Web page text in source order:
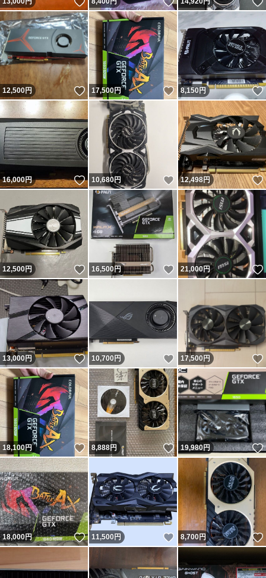
12,500円 いいね！
17,500円 いいね！
8,150円
16,000円 いいね！
10,680円 いいね！
12,498円
12,500円 いいね！
16,500円 いいね！
21,000円
13,000円 いいね！
10,700円 いいね！
17,500円
18,100円 いいね！
8,888円 いいね！
19,980円
18,000円 いいね！
11,500円 いいね！
8,700円